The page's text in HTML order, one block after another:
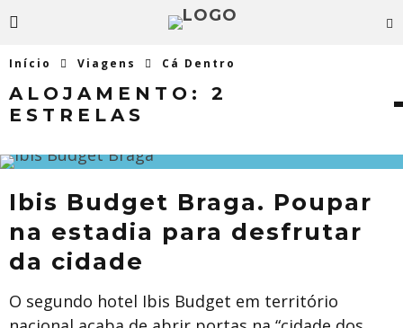
Início Viagens Cá Dentro
ALOJAMENTO: 2
ESTRELAS
Ibis Budget Braga. Poupar
na estadia para desfrutar
da cidade
O segundo hotel Ibis Budget em território